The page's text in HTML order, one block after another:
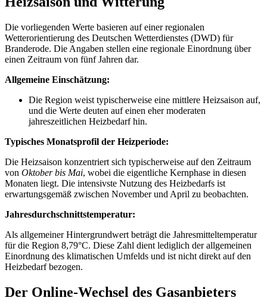
Die vorliegenden Werte basieren auf einer regionalen
Wetterorientierung des Deutschen Wetterdienstes (DWD) für
Branderode. Die Angaben stellen eine regionale Einordnung über
einen Zeitraum von fünf Jahren dar.
Allgemeine Einschätzung:
Die Region weist typischerweise eine mittlere Heizsaison auf,
und die Werte deuten auf einen eher moderaten
jahreszeitlichen Heizbedarf hin.
Typisches Monatsprofil der Heizperiode:
Die Heizsaison konzentriert sich typischerweise auf den Zeitraum
von Oktober bis Mai, wobei die eigentliche Kernphase in diesen
Monaten liegt. Die intensivste Nutzung des Heizbedarfs ist
erwartungsgemäß zwischen November und April zu beobachten.
Jahresdurchschnittstemperatur:
Als allgemeiner Hintergrundwert beträgt die Jahresmitteltemperatur
für die Region 8,79°C. Diese Zahl dient lediglich der allgemeinen
Einordnung des klimatischen Umfelds und ist nicht direkt auf den
Heizbedarf bezogen.
Der Online-Wechsel des Gasanbieters